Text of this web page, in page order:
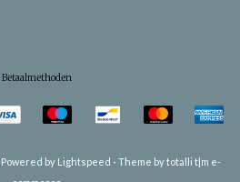
Betaalmethoden
Powered by Lightspeed -Theme by totalli t|m e-